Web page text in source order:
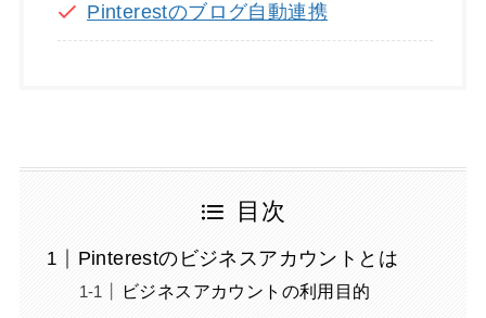
Pinterestのブログ自動連携
目次
Pinterestのビジネスアカウントとは
ビジネスアカウントの利用目的